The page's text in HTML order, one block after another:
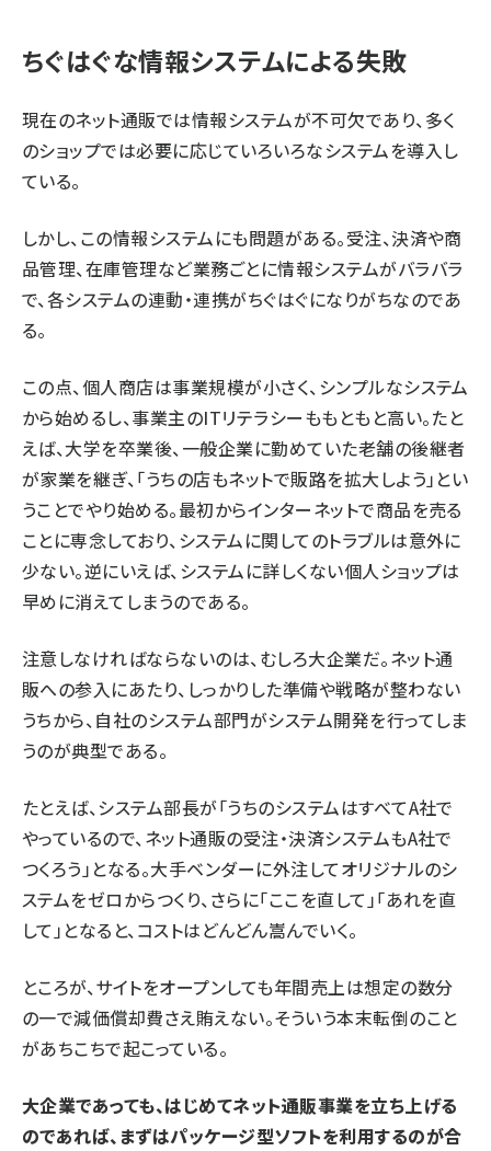
ちぐはぐな情報システムによる失敗
現在のネット通販では情報システムが不可欠であり、多く
のショップでは必要に応じていろいろなシステムを導入し
ている。
しかし、この情報システムにも問題がある。受注、決済や商
品管理、在庫管理など業務ごとに情報システムがバラバラ
で、各システムの連動・連携がちぐはぐになりがちなのであ
る。
この点、個人商店は事業規模が小さく、シンプルなシステム
から始めるし、事業主のITリテラシーももともと高い。たと
えば、大学を卒業後、一般企業に勤めていた老舗の後継者
が家業を継ぎ、「うちの店もネットで販路を拡大しよう」とい
うことでやり始める。最初からインターネットで商品を売る
ことに専念しており、システムに関してのトラブルは意外に
少ない。逆にいえば、システムに詳しくない個人ショップは
早めに消えてしまうのである。
注意しなければならないのは、むしろ大企業だ。ネット通
販への参入にあたり、しっかりした準備や戦略が整わない
うちから、自社のシステム部門がシステム開発を行ってしま
うのが典型である。
たとえば、システム部長が「うちのシステムはすべてA社で
やっているので、ネット通販の受注・決済システムもA社で
つくろう」となる。大手ベンダーに外注してオリジナルのシ
ステムをゼロからつくり、さらに「ここを直して」「あれを直
して」となると、コストはどんどん嵩んでいく。
ところが、サイトをオープンしても年間売上は想定の数分
の一で減価償却費さえ賄えない。そういう本末転倒のこと
があちこちで起こっている。
大企業であっても、はじめてネット通販事業を立ち上げる
のであれば、まずはパッケージ型ソフトを利用するのが合